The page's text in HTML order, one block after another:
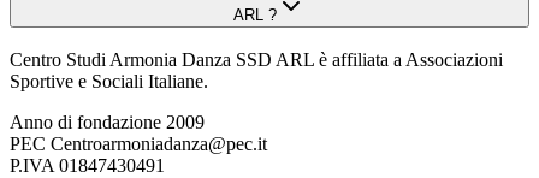
ARL ?
Centro Studi Armonia Danza SSD ARL è affiliata a Associazioni
Sportive e Sociali Italiane.
Anno di fondazione 2009
PEC Centroarmoniadanza@pec.it
P.IVA 01847430491